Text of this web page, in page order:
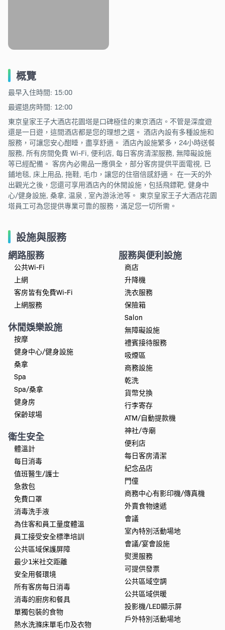
概覽
最早入住時間: 15:00
最遲退房時間: 12:00
東京皇家王子大酒店花園塔是口碑極佳的東京酒店。不管是深度遊
還是一日遊，這間酒店都是您的理想之選。 酒店內設有多種設施和
服務，可讓您安心酣睡，盡享舒適。 酒店內設施繁多，24小時送餐
服務, 所有房間免費 Wi-Fi, 便利店, 每日客房清潔服務, 無障礙設施
等已經配備。 客房內必需品一應俱全，部分客房提供平面電視, 已
鋪地毯, 床上用品, 拖鞋, 毛巾，讓您的住宿倍感舒適。 在一天的外
出觀光之後，您還可享用酒店內的休閒設施，包括飛鏢靶, 健身中
心/健身設施, 桑拿, 温泉 , 室內游泳池等。 東京皇家王子大酒店花園
塔員工可為您提供專業可靠的服務，滿足您一切所需。
設施與服務
網路服務
公共Wi-Fi
上網
客房皆有免費Wi-Fi
上網服務
休閒娛樂設施
按摩
健身中心/健身設施
桑拿
Spa
Spa/桑拿
健身房
保齡球場
衛生安全
體溫計
每日消毒
值班醫生/護士
急救包
免費口罩
消毒洗手液
為住客和員工量度體溫
員工接受安全標準培訓
公共區域保護屏障
最少1米社交距離
安全用餐環境
所有客房每日消毒
消毒的廚房和餐具
單獨包裝的食物
熱水洗滌床單毛巾及衣物
服務與便利設施
商店
升降機
洗衣服務
保險箱
Salon
無障礙設施
禮賓接待服務
吸煙區
商務設施
乾洗
貨幣兌換
行李寄存
ATM/自動提款機
神社/寺廟
便利店
每日客房清潔
紀念品店
門僮
商務中心有影印機/傳真機
外賣食物速遞
會議
室內特別活動場地
會議/宴會設施
熨燙服務
可提供發票
公共區域空調
公共區域供暖
投影機/LED顯示屏
戶外特別活動場地